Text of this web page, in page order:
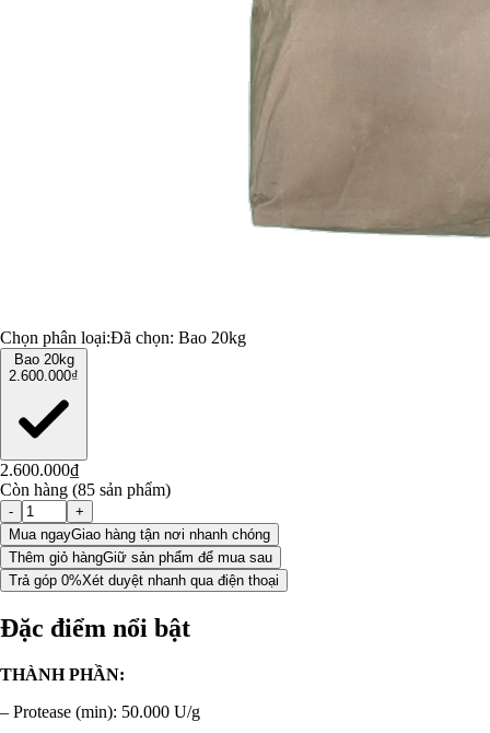
Chọn phân loại:Đã chọn: Bao 20kg
Bao 20kg
2.600.000₫
2.600.000₫
Còn hàng (85 sản phẩm)
-
+
Mua ngayGiao hàng tận nơi nhanh chóng
Thêm giỏ hàngGiữ sản phẩm để mua sau
Trả góp 0%Xét duyệt nhanh qua điện thoại
Đặc điểm nổi bật
THÀNH PHẦN:
– Protease (min): 50.000 U/g